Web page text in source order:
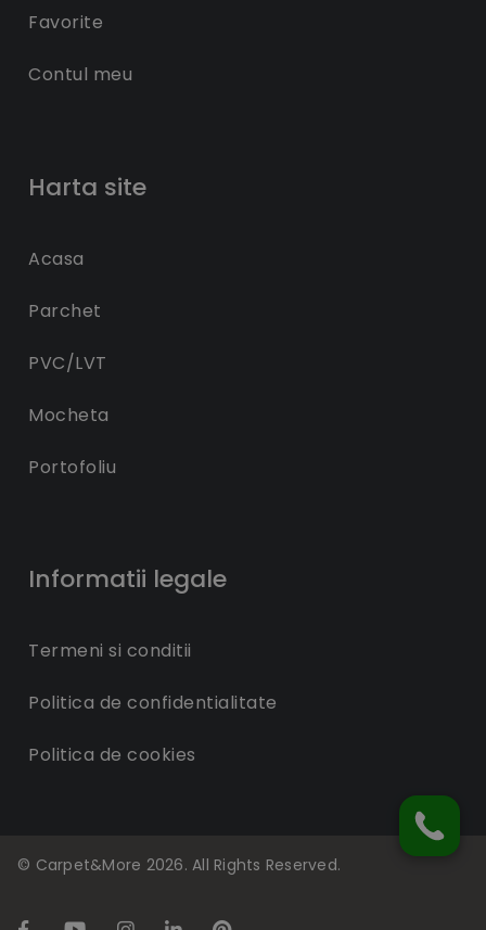
Favorite
Contul meu
Harta site
Acasa
Parchet
PVC/LVT
Mocheta
Portofoliu
Informatii legale
Termeni si conditii
Politica de confidentialitate
Politica de cookies
© Carpet&More 2026. All Rights Reserved.